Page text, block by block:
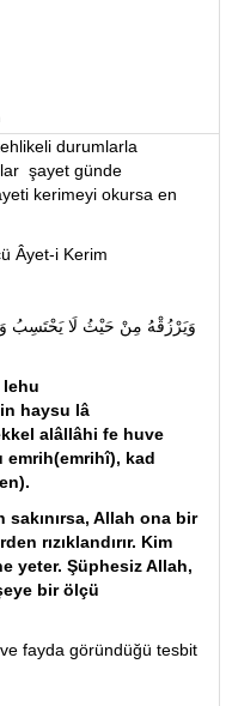
durumlarla
şayet günde
kerimeyi okursa en
Âyet-i Kerim
وَيَرْزُقْهُ مِنْ حَيْثُ لَا يَحْتَسِبُ
lehu
haysu lâ
alâllâhi fe huve
kad
sakınırsa, Allah ona bir
rızıklandırır. Kim
yeter. Şüphesiz Allah,
bir ölçü
fayda göründüğü tesbit